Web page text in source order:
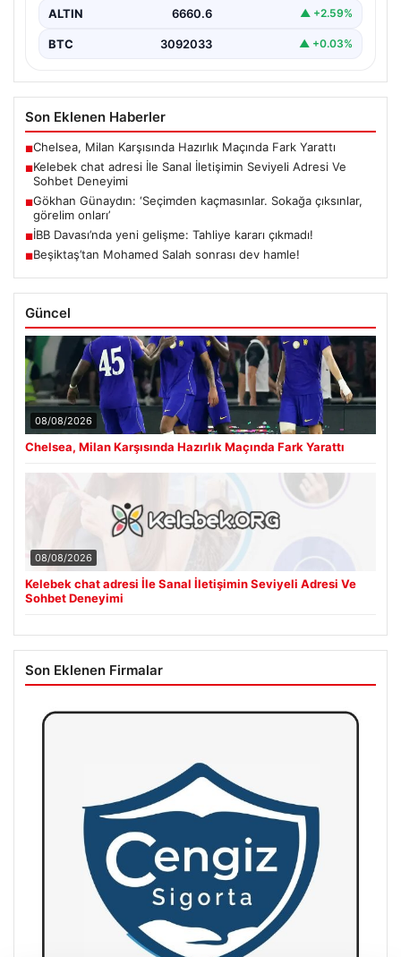
ALTIN 6660.6 ▲ +2.59%
BTC 3092033 ▲ +0.03%
Son Eklenen Haberler
■Chelsea, Milan Karşısında Hazırlık Maçında Fark Yarattı
■Kelebek chat adresi İle Sanal İletişimin Seviyeli Adresi Ve
Sohbet Deneyimi
■Gökhan Günaydın: ‘Seçimden kaçmasınlar. Sokağa çıksınlar,
görelim onları’
■İBB Davası’nda yeni gelişme: Tahliye kararı çıkmadı!
■Beşiktaş’tan Mohamed Salah sonrası dev hamle!
Güncel
08/08/2026
Chelsea, Milan Karşısında Hazırlık Maçında Fark Yarattı
08/08/2026
Kelebek chat adresi İle Sanal İletişimin Seviyeli Adresi Ve
Sohbet Deneyimi
Son Eklenen Firmalar